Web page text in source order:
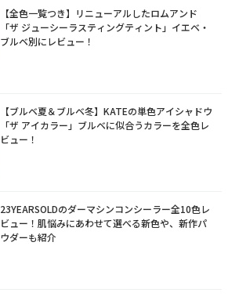
【全色一覧つき】リニューアルしたロムアンド
「ザ ジューシーラスティングティント」イエベ・
ブルベ別にレビュー！
【ブルベ夏＆ブルベ冬】KATEの単色アイシャドウ
「ザ アイカラー」ブルベに似合うカラーを全色レ
ビュー！
23YEARSOLDのダーマシンコンシーラー全10色レ
ビュー！肌悩みにあわせて選べる新色や、新作パ
ウダーも紹介